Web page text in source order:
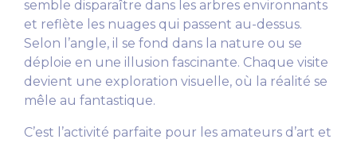
semble disparaître dans les arbres environnants
et reflète les nuages qui passent au-dessus.
Selon l’angle, il se fond dans la nature ou se
déploie en une illusion fascinante. Chaque visite
devient une exploration visuelle, où la réalité se
mêle au fantastique.
C’est l’activité parfaite pour les amateurs d’art et